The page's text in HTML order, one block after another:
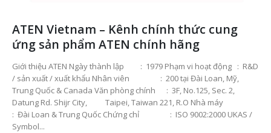
ATEN Vietnam – Kênh chính thức cung
ứng sản phẩm ATEN chính hãng
Giới thiệu ATEN Ngày thành lập : 1979 Phạm vi hoạt động : R&D
/ sản xuất / xuất khẩu Nhân viên : 200 tại Đài Loan, Mỹ,
Trung Quốc & Canada Văn phòng chính : 3F, No.125, Sec. 2,
Datung Rd. Shijr City, Taipei, Taiwan 221, R.O Nhà máy
: Đài Loan & Trung Quốc Chứng chỉ : ISO 9002:2000 UKAS /
Symbol...